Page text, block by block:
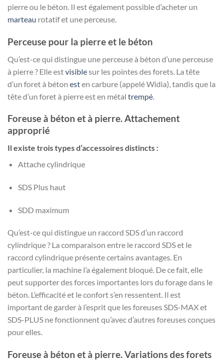
pierre ou le béton. Il est également possible d’acheter un
marteau rotatif et une perceuse.
Perceuse pour la pierre et le béton
Qu’est-ce qui distingue une perceuse à béton d’une perceuse
à pierre ? Elle estvisiblesur les pointes des forets. La tête
d’un foret à béton esten carbure (appelé Widia), tandis que la
tête d’un foret à pierre est en métal trempé
Foreuse à béton et à pierre. Attachement
approprié
Il existe trois types d’accessoires distincts :
Attache cylindrique
SDS Plus haut
SDD maximum
Qu’est-ce qui distingue un raccord SDS d’un raccord
cylindrique ? La comparaison entre le raccord SDS et le
raccord cylindrique présente certains avantages. En
particulier, la machine l’a également bloqué. De ce fait, elle
peut supporter des forces importantes lors du forage dans le
béton. L’efficacité et le confort s’en ressentent. Il est
important de garder à l’esprit que les foreuses SDS-MAX et
SDS-PLUS ne fonctionnent qu’avec d’autres foreuses conçues
pour elles.
Foreuse à béton et à pierre. Variations des forets